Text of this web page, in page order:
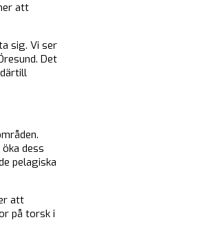
att
sig. Vi ser
Det
dess
pelagiska
att
på torsk i